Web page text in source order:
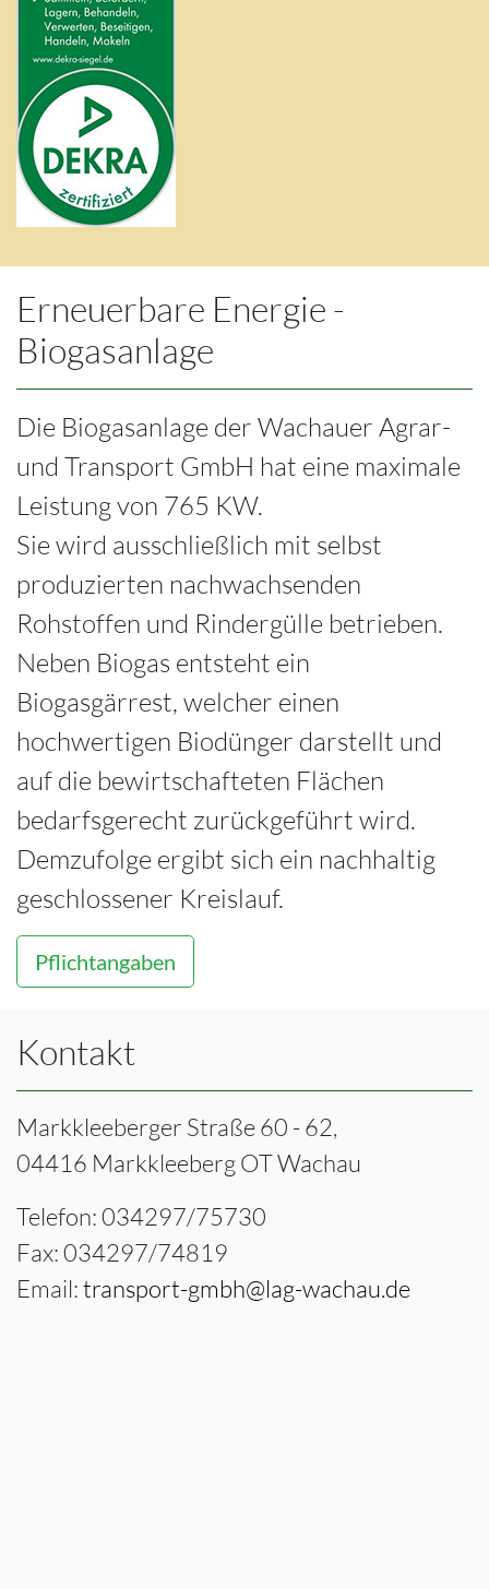
Erneuerbare Energie -
Biogasanlage
Die Biogasanlage der Wachauer Agrar-
und Transport GmbH hat eine maximale
Leistung von 765 KW.
Sie wird ausschließlich mit selbst
produzierten nachwachsenden
Rohstoffen und Rindergülle betrieben.
Neben Biogas entsteht ein
Biogasgärrest, welcher einen
hochwertigen Biodünger darstellt und
auf die bewirtschafteten Flächen
bedarfsgerecht zurückgeführt wird.
Demzufolge ergibt sich ein nachhaltig
geschlossener Kreislauf.
Pflichtangaben
Kontakt
Markkleeberger Straße 60 - 62,
04416 Markkleeberg OT Wachau
Telefon: 034297/75730
Fax: 034297/74819
Email:transport-gmbh@lag-wachau.de